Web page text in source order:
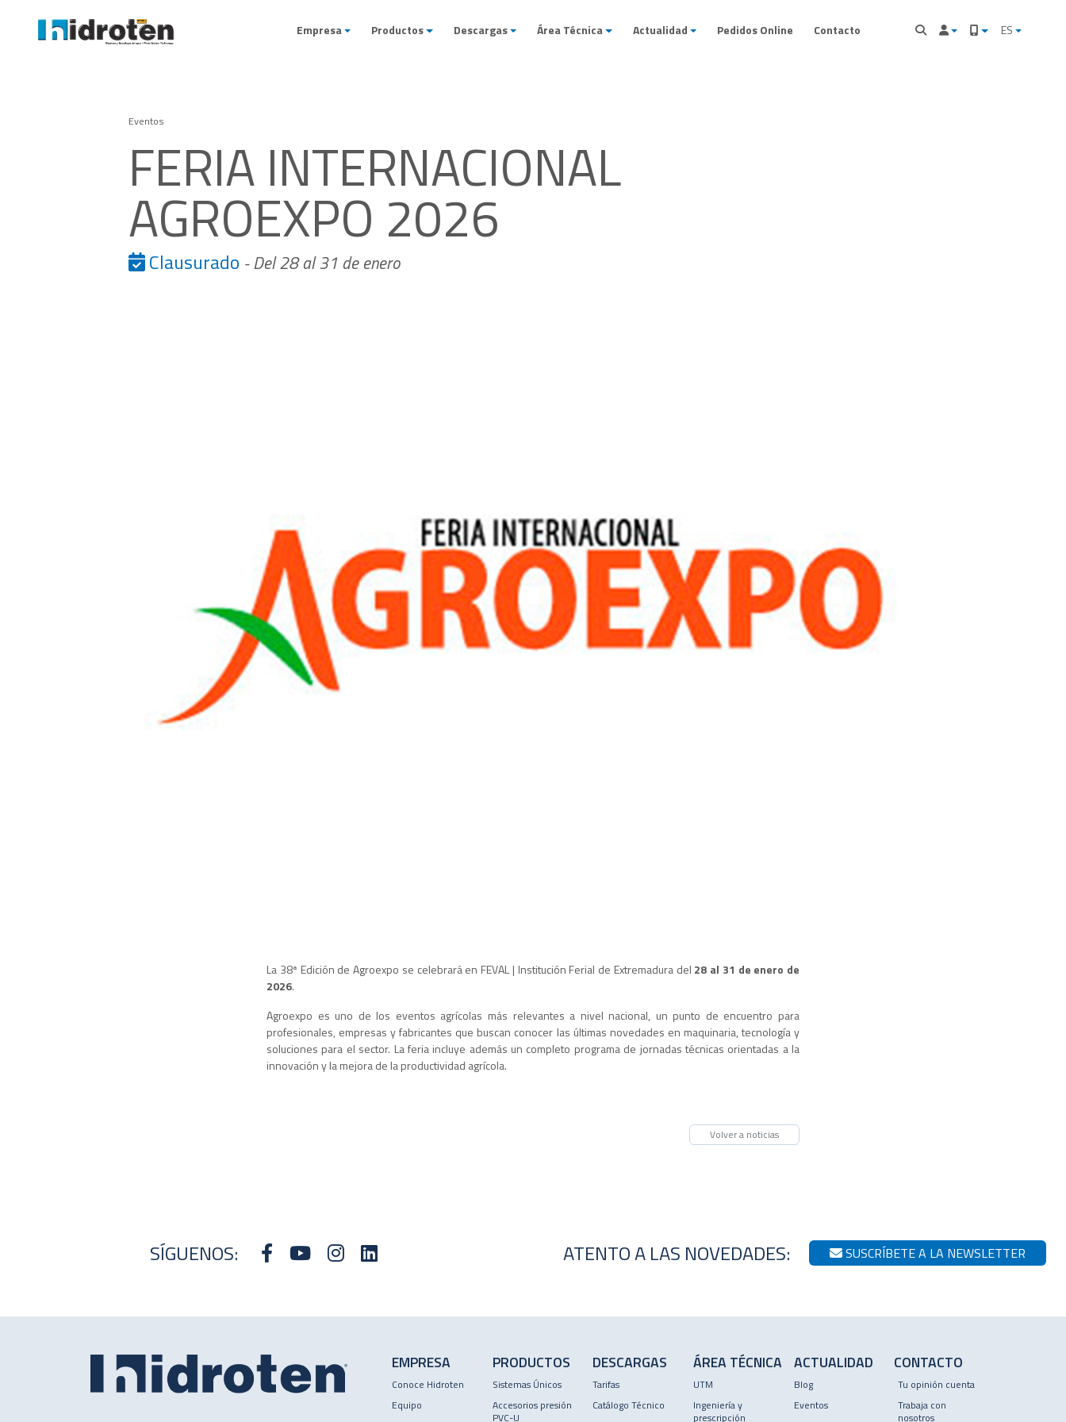
Empresa Productos Descargas Área Técnica Actualidad Pedidos Online Contacto ES
Eventos
FERIA INTERNACIONAL
AGROEXPO 2026
Clausurado - Del 28 al 31 de enero
La 38ª Edición de Agroexpo se celebrará en FEVAL | Institución Ferial de Extremadura del 28 al 31 de enero de
2026.
Agroexpo es uno de los eventos agrícolas más relevantes a nivel nacional, un punto de encuentro para
profesionales, empresas y fabricantes que buscan conocer las últimas novedades en maquinaria, tecnología y
soluciones para el sector. La feria incluye además un completo programa de jornadas técnicas orientadas a la
innovación y la mejora de la productividad agrícola.
Volver a noticias
SÍGUENOS: ATENTO A LAS NOVEDADES: SUSCRÍBETE A LA NEWSLETTER
EMPRESA
Conoce Hidroten
Equipo
PRODUCTOS
Sistemas Únicos
Accesorios presión
PVC-U
DESCARGAS
Tarifas
Catálogo Técnico
ÁREA TÉCNICA
UTM
Ingeniería y
prescripción
ACTUALIDAD
Blog
Eventos
CONTACTO
Tu opinión cuenta
Trabaja con
nosotros